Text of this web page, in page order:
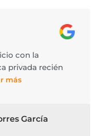
con la
privada recién
más
García